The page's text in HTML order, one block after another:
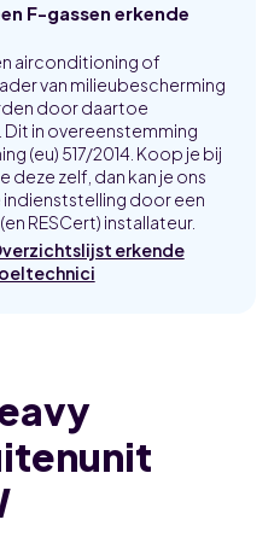
F-gassen erkende
airconditioning of
van milieubescherming
door daartoe
in overeenstemming
(eu) 517/2014. Koop je bij
deze zelf, dan kan je ons
door een
RESCert) installateur.
erkende